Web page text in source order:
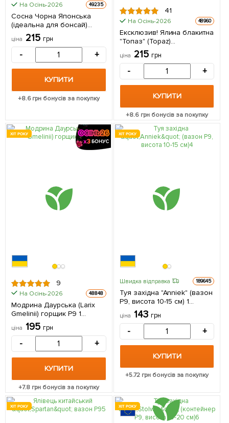
На Осінь-2026 49235
Сосна Чорна Японська
(ідеальна для бонсай)
"Pinus Thunbergii" (горщик
P9) 1 саджанець в упаковці
ціна 215 грн
- +
КУПИТИ
+8.6грн бонусів за покупку
41
На Осінь-2026 48960
Ексклюзив! Ялина блакитна
"Топаз" (Topaz)
(преміальний
високодекоративний сорт,
упаковці
ціна 215 грн
- +
КУПИТИ
+8.6 грн бонусів за покупку
ХІТ РОКУ
9
На Осінь-2026 48848
Модрина Даурська (Larix
Gmelinii) горщик P9 1
саджанець в упаковці
ціна 195 грн
- +
КУПИТИ
+7.8 грн бонусів за покупку
ХІТ РОКУ
Швидка відправка 189645
Туя західна "Anniek" (вазон
Р9, висота 10-15 см) 1
саджанець в упаковці
ціна 143 грн
- +
КУПИТИ
+5.72грн бонусів за покупку
ХІТ РОКУ ХІТ РОКУ